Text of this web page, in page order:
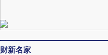
财新名家